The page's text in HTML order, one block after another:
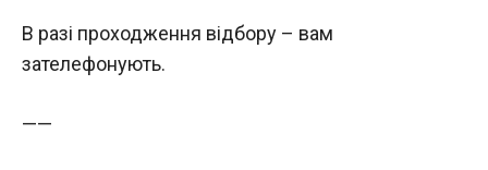
В разі проходження відбору – вам
зателефонують.
——